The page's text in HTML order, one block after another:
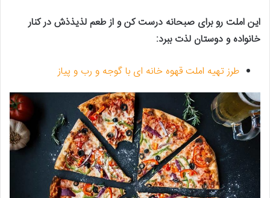
این املت رو برای صبحانه درست کن و از طعم لذیذذش در کنار
خانواده و دوستان لذت ببرد:
طرز تهیه املت قهوه خانه ای با گوجه و رب و پیاز